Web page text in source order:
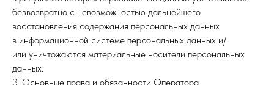
безвозвратно с невозможностью дальнейшего
восстановления содержания персональных данных
в информационной системе персональных данных и/
или уничтожаются материальные носители персональных
данных.
3. Основные права и обязанности Оператора